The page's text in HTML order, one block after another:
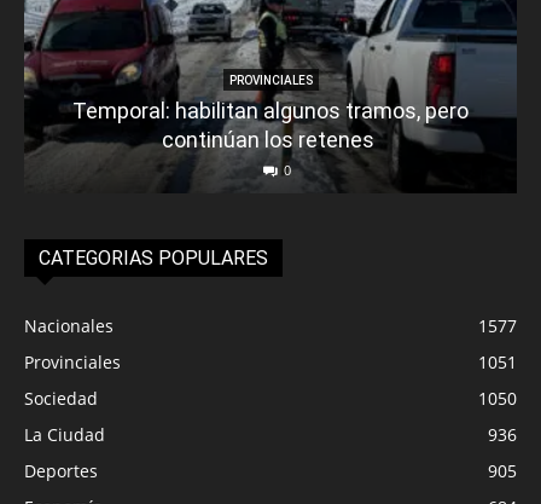
PROVINCIALES
Temporal: habilitan algunos tramos, pero
continúan los retenes
0
CATEGORIAS POPULARES
Nacionales
1577
Provinciales
1051
Sociedad
1050
La Ciudad
936
Deportes
905